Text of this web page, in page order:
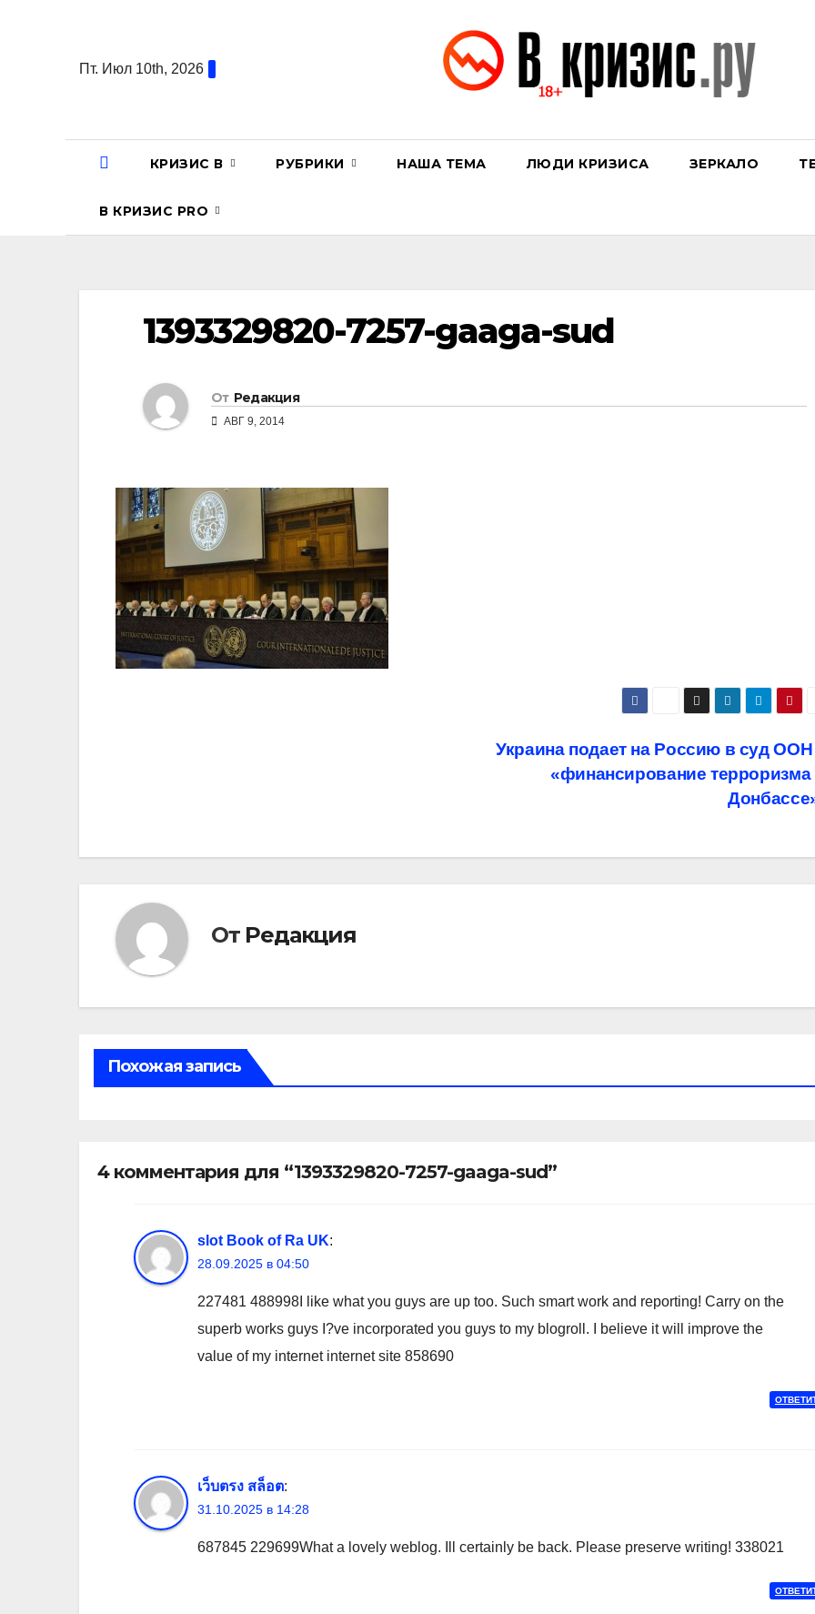
содержаниюПт. Июл 10th, 2026
КРИЗИС В РУБРИКИ НАША ТЕМА ЛЮДИ КРИЗИСА ЗЕРКАЛО
В КРИЗИС PRO
1393329820-7257-gaaga-sud
От Редакция
АВГ 9, 2014
Украина подает на Россию в суд ООН
«финансирование терроризма
От Редакция
Похожая запись
4 комментария для “1393329820-7257-gaaga-sud”
slot Book of Ra UK:
28.09.2025 в 04:50
227481 488998I like what you guys are up too. Such smart work and reporting! Carry on the
superb works guys I?ve incorporated you guys to my blogroll. I believe it will improve the
value of my internet internet site 858690
เว็บตรง สล็อต:
31.10.2025 в 14:28
687845 229699What a lovely weblog. Ill certainly be back. Please preserve writing! 338021